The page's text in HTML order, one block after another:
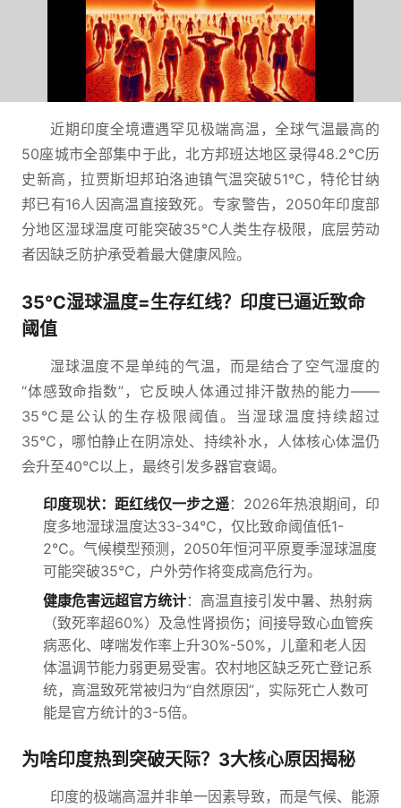
近期印度全境遭遇罕见极端高温，全球气温最高的
50座城市全部集中于此，北方邦班达地区录得48.2℃历
史新高，拉贾斯坦邦珀洛迪镇气温突破51℃，特伦甘纳
邦已有16人因高温直接致死。专家警告，2050年印度部
分地区湿球温度可能突破35℃人类生存极限，底层劳动
者因缺乏防护承受着最大健康风险。
35℃湿球温度=生存红线？印度已逼近致命
阈值
湿球温度不是单纯的气温，而是结合了空气湿度的
“体感致命指数”，它反映人体通过排汗散热的能力——
35℃是公认的生存极限阈值。当湿球温度持续超过
35℃，哪怕静止在阴凉处、持续补水，人体核心体温仍
会升至40℃以上，最终引发多器官衰竭。
印度现状：距红线仅一步之遥：2026年热浪期间，印
度多地湿球温度达33-34℃，仅比致命阈值低1-
2℃。气候模型预测，2050年恒河平原夏季湿球温度
可能突破35℃，户外劳作将变成高危行为。
健康危害远超官方统计：高温直接引发中暑、热射病
（致死率超60%）及急性肾损伤；间接导致心血管疾
病恶化、哮喘发作率上升30%-50%，儿童和老人因
体温调节能力弱更易受害。农村地区缺乏死亡登记系
统，高温致死常被归为“自然原因”，实际死亡人数可
能是官方统计的3-5倍。
为啥印度热到突破天际？3大核心原因揭秘
印度的极端高温并非单一因素导致，而是气候、能源